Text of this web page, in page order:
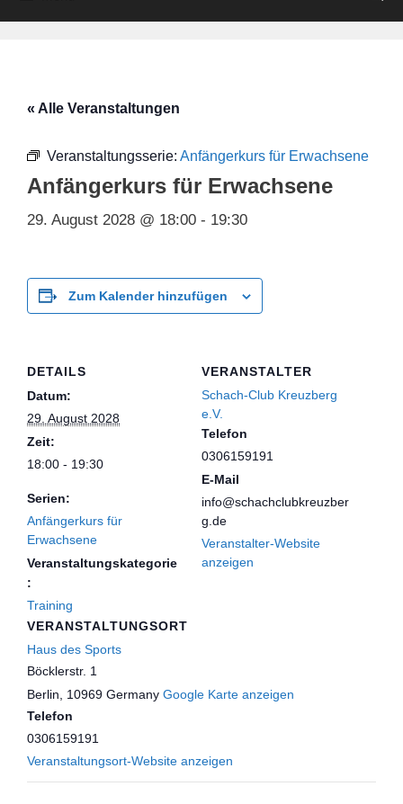
« Alle Veranstaltungen
Veranstaltungsserie: Anfängerkurs für Erwachsene
Anfängerkurs für Erwachsene
29. August 2028 @ 18:00 - 19:30
Zum Kalender hinzufügen
DETAILS
Datum:
29. August 2028
Zeit:
18:00 - 19:30
Serien:
Anfängerkurs für
Erwachsene
Veranstaltungskategorie
:
Training
VERANSTALTUNGSORT
Haus des Sports
Böcklerstr. 1
Berlin
10969 Germany Google Karte anzeigen
Telefon
0306159191
Veranstaltungsort-Website anzeigen
VERANSTALTER
Schach-Club Kreuzberg
e.V.
Telefon
0306159191
E-Mail
info@schachclubkreuzber
g.de
Veranstalter-Website
anzeigen